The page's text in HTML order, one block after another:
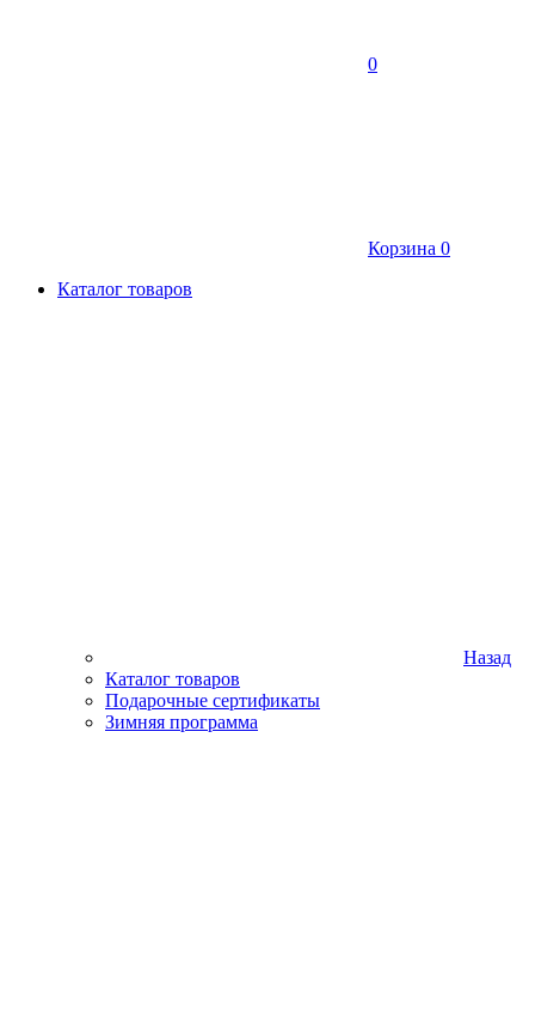
0
Корзина 0
Каталог товаров
Назад
Каталог товаров
Подарочные сертификаты
Зимняя программа